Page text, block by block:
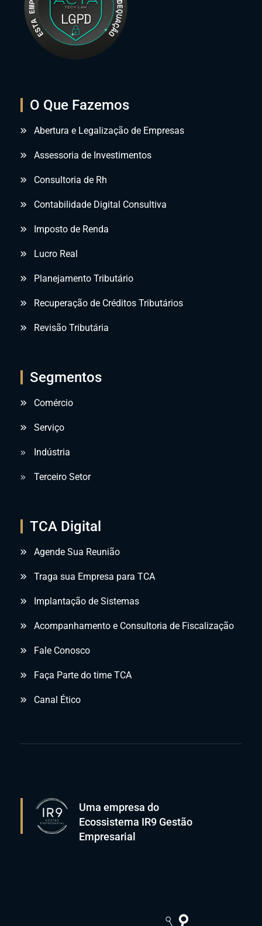
O Que Fazemos
Abertura e Legalização de Empresas
Assessoria de Investimentos
Consultoria de Rh
Contabilidade Digital Consultiva
Imposto de Renda
Lucro Real
Planejamento Tributário
Recuperação de Créditos Tributários
Revisão Tributária
Segmentos
Comércio
Serviço
Indústria
Terceiro Setor
TCA Digital
Agende Sua Reunião
Traga sua Empresa para TCA
Implantação de Sistemas
Acompanhamento e Consultoria de Fiscalização
Fale Conosco
Faça Parte do time TCA
Canal Ético
Uma empresa do
Ecossistema IR9 Gestão
Empresarial